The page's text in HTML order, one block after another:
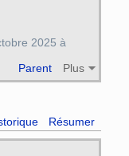
Parent Plus
2025 à
Résumer